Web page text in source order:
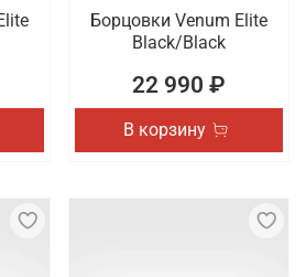
Борцовки Venum Elite
Black/Black
22 990 ₽
В корзину